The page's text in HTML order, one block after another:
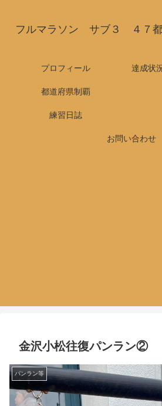
フルマラソン サブ３ ４７都
プロフィール 達成状
都道府県制覇
練習日誌
お問い合わせ
金沢小松往復パンラン②
パンラン等